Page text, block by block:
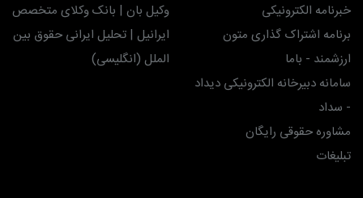
خبرنامه الکترونیکی
برنامه اشتراک گذاری متون
ارزشمند - باما
سامانه دبیرخانه الکترونیکی دیداد
- سداد
مشاوره حقوقی رایگان
تبلیغات
وکیل بان | بانک وکلای متخصص
ایرانیل | تحلیل ایرانی حقوق بین
الملل (انگلیسی)